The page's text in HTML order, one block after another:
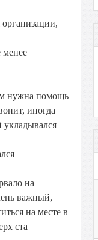
менее
нужна помощь
иногда
укладывался
на
важный,
на месте в
ста